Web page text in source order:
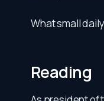
What small
Reading